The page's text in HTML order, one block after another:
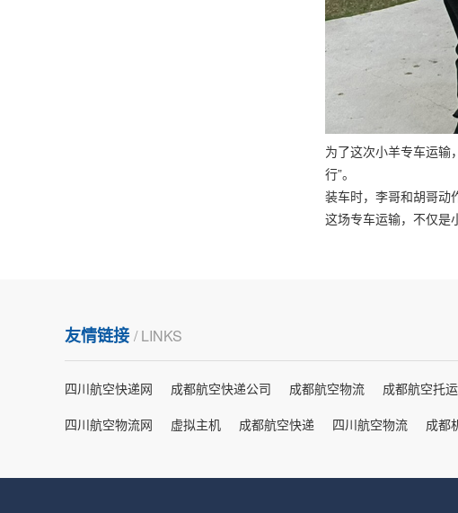
为了这次小羊专车运输
行”。
装车时，李哥和胡哥动
这场专车运输，不仅是
友情链接 / LINKS
四川航空快递网 成都航空快递公司 成都航空物流 成都航空托
四川航空物流网
虚拟主机 成都航空快递 四川航空物流 成都